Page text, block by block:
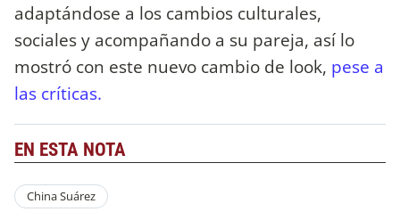
adaptándose a los cambios culturales,
sociales y acompañando a su pareja, así lo
mostró con este nuevo cambio de look, pese a
las críticas.
EN ESTA NOTA
China Suárez